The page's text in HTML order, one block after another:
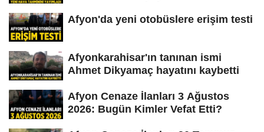
Afyon'da yeni otobüslere erişim testi
Afyonkarahisar'ın tanınan ismi
Ahmet Dikyamaç hayatını kaybetti
Afyon Cenaze İlanları 3 Ağustos
2026: Bugün Kimler Vefat Etti?